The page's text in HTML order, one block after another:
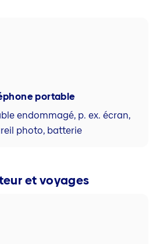
portable
endommagé, p. ex. écran,
photo, batterie
et voyages